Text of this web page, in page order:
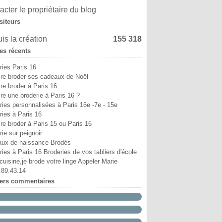
(6)
(3)
(2)
(5)
(4)
(6)
(7)
(5)
(2)
(9)
(11)
(6)
(6)
(8)
(5)
(8)
(12)
(12)
(14)
(18)
(7)
(1)
(15)
(17)
(12)
(19)
(13)
(18)
(10)
(38)
(52)
le propriétaire du blog
la création 155 318
récents
Paris 16
broder ses cadeaux de Noël
broder à Paris 16
une broderie à Paris 16 ?
personnalisées à Paris 16e -7e - 15e
à Paris 16
broder à Paris 15 ou Paris 16
sur peignoir
de naissance Brodés
à Paris 16 Broderies de vos tabliers d'école
brode votre linge Appeler Marie
commentaires